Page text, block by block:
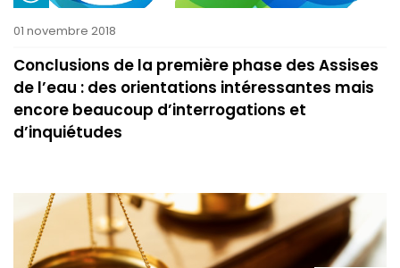
01 novembre 2018
Conclusions de la première phase des Assises
de l’eau : des orientations intéressantes mais
encore beaucoup d’interrogations et
d’inquiétudes